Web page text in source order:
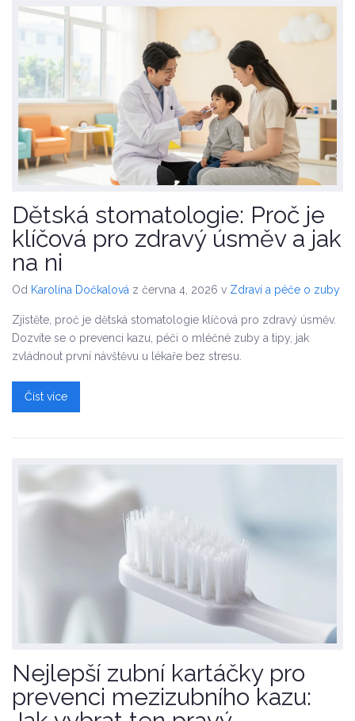
Dětská stomatologie: Proč je
klíčová pro zdravý úsměv a jak
na ni
Od Karolína Dočkalová z června 4, 2026 v Zdraví a péče o zuby
Zjistěte, proč je dětská stomatologie klíčová pro zdravý úsměv.
Dozvíte se o prevenci kazu, péči o mléčné zuby a tipy, jak
zvládnout první návštěvu u lékaře bez stresu.
Číst více
Nejlepší zubní kartáčky pro
prevenci mezizubního kazu: